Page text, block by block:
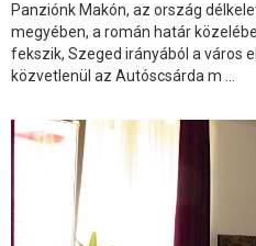
Panziónk Makón, az ország
megyében, a román határ
fekszik, Szeged irányából a város
közvetlenül az Autóscsárda m ...